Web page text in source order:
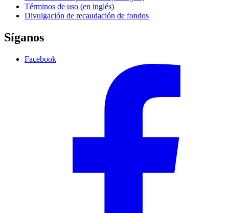
Términos de uso (en inglés)
Divulgación de recaudación de fondos
Síganos
Facebook